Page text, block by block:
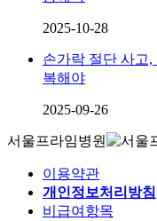
2025-10-28
손가락 절단 사고
복해야
2025-09-26
서울프라임병원
이용약관
개인정보처리방침
비급여항목